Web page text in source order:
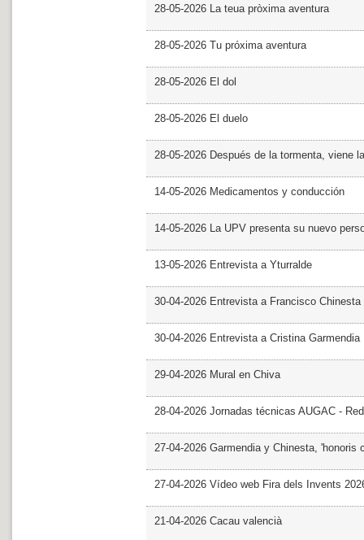
28-05-2026 La teua pròxima aventura
28-05-2026 Tu próxima aventura
28-05-2026 El dol
28-05-2026 El duelo
28-05-2026 Después de la tormenta, viene
14-05-2026 Medicamentos y conducción
14-05-2026 La UPV presenta su nuevo
13-05-2026 Entrevista a Yturralde
30-04-2026 Entrevista a Francisco Chinesta
30-04-2026 Entrevista a Cristina Garmendia
29-04-2026 Mural en Chiva
28-04-2026 Jornadas técnicas AUGAC -
27-04-2026 Garmendia y Chinesta, 'honoris
27-04-2026 Vídeo web Fira dels Invents
21-04-2026 Cacau valencià